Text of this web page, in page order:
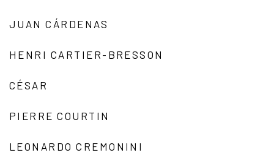
JUAN CÁRDENAS
HENRI CARTIER-BRESSON
CÉSAR
PIERRE COURTIN
LEONARDO CREMONINI